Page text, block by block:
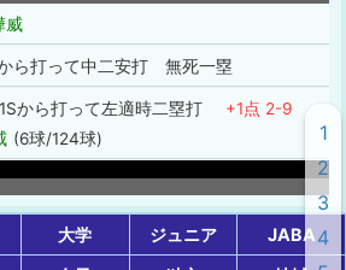
威
ら打って中二安打 無死一塁
から打って左適時二塁打 +1点 2-9
(6球/124球)
大学 ジュニア
JABA
1
2
3
4